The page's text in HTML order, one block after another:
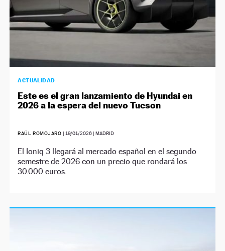
ACTUALIDAD
Este es el gran lanzamiento de Hyundai en
2026 a la espera del nuevo Tucson
RAÚL ROMOJARO | 19/01/2026 | MADRID
El Ioniq 3 llegará al mercado español en el segundo
semestre de 2026 con un precio que rondará los
30.000 euros.